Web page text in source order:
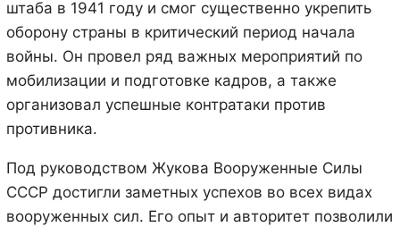
штаба в 1941 году и смог существенно укрепить
оборону страны в критический период начала
войны. Он провел ряд важных мероприятий по
мобилизации и подготовке кадров, а также
организовал успешные контратаки против
противника.
Под руководством Жукова Вооруженные Силы
СССР достигли заметных успехов во всех видах
вооруженных сил. Его опыт и авторитет позволили